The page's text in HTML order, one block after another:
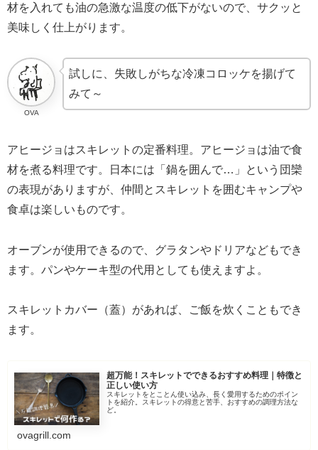
材を入れても油の急激な温度の低下がないので、サクッと
美味しく仕上がります。
OVA
試しに、失敗しがちな冷凍コロッケを揚げて
みて～
アヒージョはスキレットの定番料理。アヒージョは油で食
材を煮る料理です。日本には「鍋を囲んで…」という団欒
の表現がありますが、仲間とスキレットを囲むキャンプや
食卓は楽しいものです。
オーブンが使用できるので、グラタンやドリアなどもでき
ます。パンやケーキ型の代用としても使えますよ。
スキレットカバー（蓋）があれば、ご飯を炊くこともでき
ます。
超万能！スキレットでできるおすすめ料理｜特徴と
正しい使い方
スキレットをとことん使い込み、長く愛用するためのポイン
トを紹介。スキレットの得意と苦手、おすすめの調理方法な
ど。
ovagrill.com